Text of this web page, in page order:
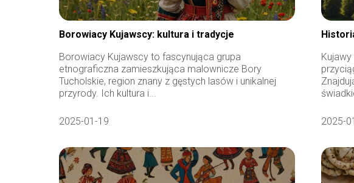
Borowiacy Kujawscy: kultura i tradycje
Borowiacy Kujawscy to fascynująca grupa
etnograficzna zamieszkująca malownicze Bory
Tucholskie, region znany z gęstych lasów i unikalnej
przyrody. Ich kultura i...
2025-01-19 2025-